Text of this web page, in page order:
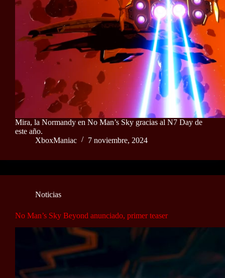
Mira, la Normandy en No Man’s Sky gracias al N7 Day de
este año.
XboxManiac
7 noviembre, 2024
Noticias
No Man’s Sky Beyond anunciado, primer teaser